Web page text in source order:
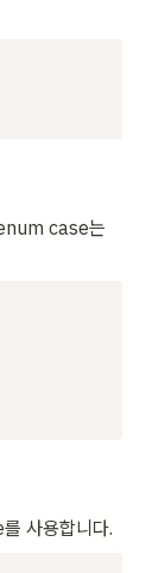
case는
사용합니다.